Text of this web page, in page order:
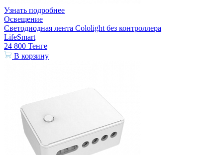
Узнать подробнее
Освещение
Светодиодная лента Cololight без контроллера
LifeSmart
24 800 Тенге
В корзину